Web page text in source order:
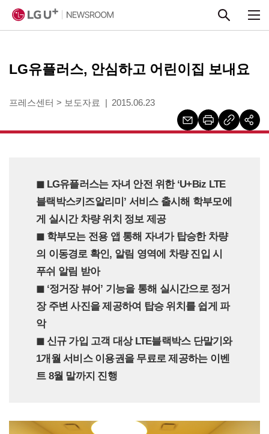
LG유플러스, 안심하고 어린이집 보내요
프레스센터 > 보도자료 2015.06.23
◼︎ LG유플러스는 자녀 안전 위한 ‘U+Biz LTE
블랙박스키즈알리미’ 서비스 출시해 학부모에
게 실시간 차량 위치 정보 제공
◼︎ 학부모는 전용 앱 통해 자녀가 탑승한 차량
의 이동경로 확인, 알림 영역에 차량 진입 시
푸쉬 알림 받아
◼︎ ‘정거장 뷰어’ 기능을 통해 실시간으로 정거
장 주변 사진을 제공하여 탑승 위치를 쉽게 파
악
◼︎ 신규 가입 고객 대상 LTE블랙박스 단말기와
1개월 서비스 이용권을 무료로 제공하는 이벤
트 8월 말까지 진행